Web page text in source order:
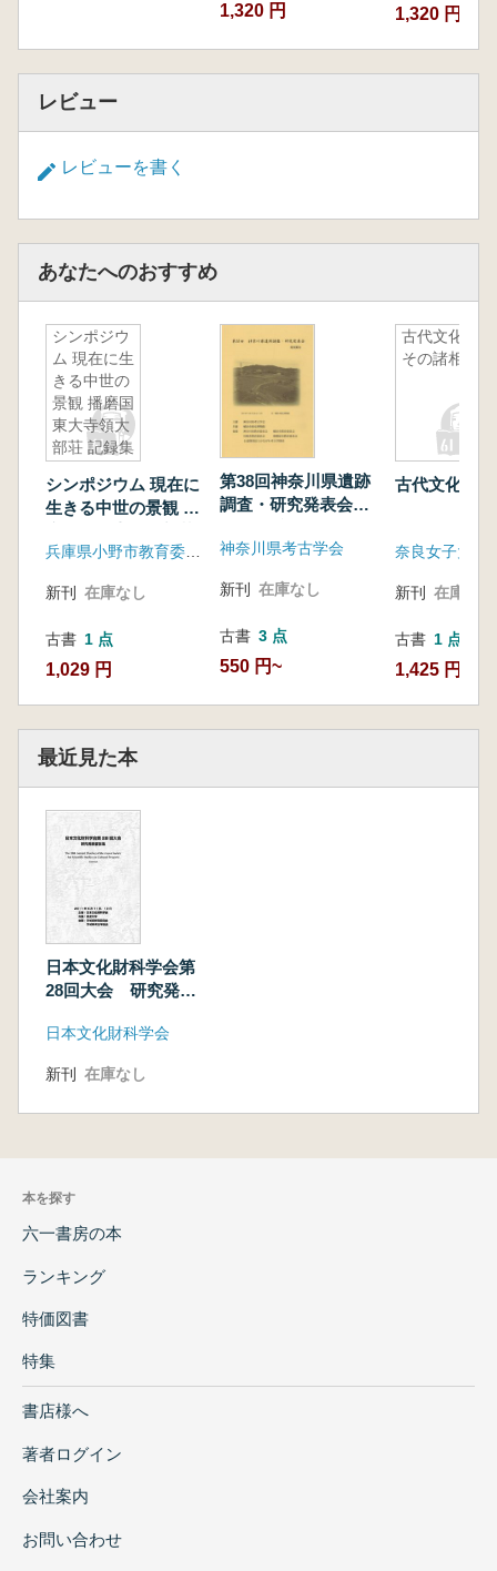
1,320 円 1,320 円
レビュー
レビューを書く
あなたへのおすすめ
シンポジウ
ム 現在に生
きる中世の
景観 播磨国
東大寺領大
部荘 記録集
シンポジウム 現在に
生きる中世の景観 播
記録集
新刊 在庫なし
古書 1 点
1,029 円
第38回神奈川県遺跡
調査・研究発表会
神奈川県考古学会
新刊 在庫なし
古書 3 点
550 円~
古代文化と
その諸相
古代文化と
新刊 在庫なし
古書 1 点
1,425 円
最近見た本
日本文化財科学会第
28回大会 研究発表
日本文化財科学会
新刊 在庫なし
本を探す
六一書房の本
ランキング
特価図書
特集
書店様へ
著者ログイン
会社案内
お問い合わせ